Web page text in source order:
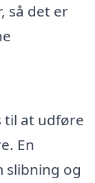
så det er
at udføre
En
slibning og